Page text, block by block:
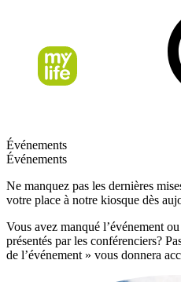
Événements
Événements
Ne manquez pas les dernières
votre place à notre kiosque dès
Vous avez manqué l’événement
présentés par les conférenciers?
de l’événement » vous donnera